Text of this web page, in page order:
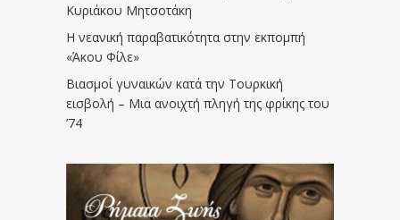
Κυριάκου Μητσοτάκη
Η νεανική παραβατικότητα στην εκπομπή
«Άκου Φίλε»
Βιασμοί γυναικών κατά την Τουρκική
εισβολή – Μια ανοιχτή πληγή της φρίκης του
’74